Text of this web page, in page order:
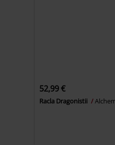
52,99 €
Racla Dragonistii